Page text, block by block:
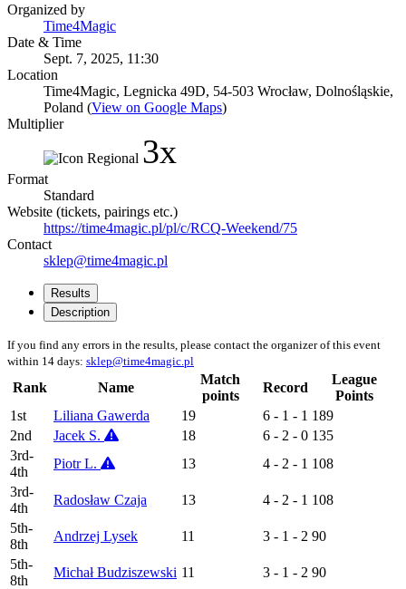
Organized by
Time4Magic
Date & Time
Sept. 7, 2025, 11:30
Location
Time4Magic, Legnicka 49D, 54-503 Wrocław, Dolnośląskie,
Poland (View on Google Maps)
Multiplier
3x
Format
Standard
Website (tickets, pairings etc.)
https://time4magic.pl/pl/c/RCQ-Weekend/75
Contact
sklep@time4magic.pl
Results
Description
If you find any errors in the results, please contact the organizer of this event
within 14 days: sklep@time4magic.pl
Rank Name
Match
points
Record
League
Points
1st
Liliana Gawerda 19 6 - 1 - 1 189
2nd
Jacek S. 18 6 - 2 - 0 135
3rd-
4th
Piotr L. 13 4 - 2 - 1 108
3rd-
4th
Radosław Czaja 13 4 - 2 - 1 108
5th-
8th
Andrzej Lysek 11 3 - 1 - 2 90
5th-
8th
Michał Budziszewski 11 3 - 1 - 2 90